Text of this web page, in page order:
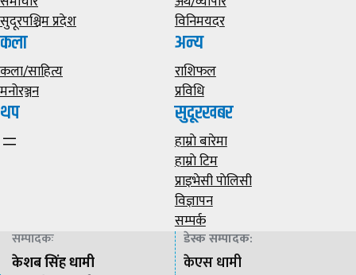
सुदूरपश्चिम प्रदेश
विनिमयदर
कला
कला/साहित्य
मनोरञ्जन
अन्य
राशिफल
प्रविधि
थप सुदूरखबर
हाम्राे बारेमा
हाम्राे टिम
प्राइभेसी पाेलिसी
विज्ञापन
सम्पर्क
सम्पादकः
केशब सिंह धामी
डेस्क सम्पादक:
केएस धामी